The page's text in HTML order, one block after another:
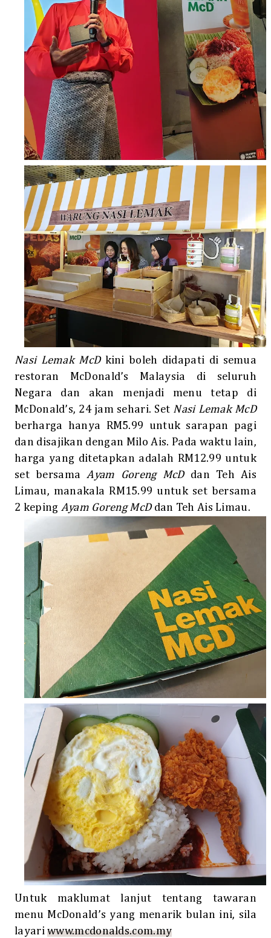
Nasi Lemak McDkini boleh didapati di semua
restoran McDonald’s Malaysia di seluruh
Negara dan akan menjadi menu tetap di
McDonald’s, 24 jam sehari. Set Nasi Lemak McD
berharga hanya RM5.99 untuk sarapan pagi
dan disajikan dengan Milo Ais. Pada waktu lain,
harga yang ditetapkan adalah RM12.99 untuk
set bersamaAyam Goreng McDdan Teh Ais
Limau, manakala RM15.99 untuk set bersama
2 keping Ayam Goreng McDdan Teh Ais Limau.
Untuk maklumat lanjut tentang tawaran
menu McDonald’s yang menarik bulan ini, sila
layariwww.mcdonalds.com.my